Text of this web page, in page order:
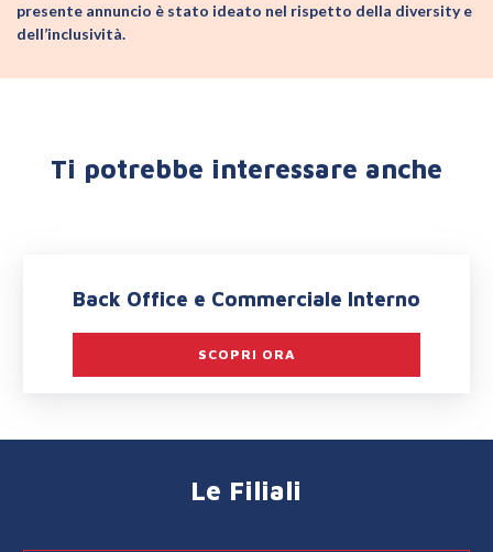
presente annuncio è stato ideato nel rispetto della diversity e
dell’inclusività.
Ti potrebbe interessare anche
Back Office e Commerciale Interno
SCOPRI ORA
Le Filiali